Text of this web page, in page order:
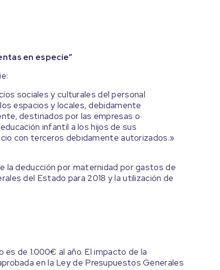
en especie”
sociales y culturales del personal
espacios y locales, debidamente
destinados por las empresas o
infantil a los hijos de sus
con terceros debidamente autorizados.»
la deducción por maternidad por gastos de
del Estado para 2018 y la utilización de
es de 1.000€ al año. El impacto de la
en la Ley de Presupuestos Generales